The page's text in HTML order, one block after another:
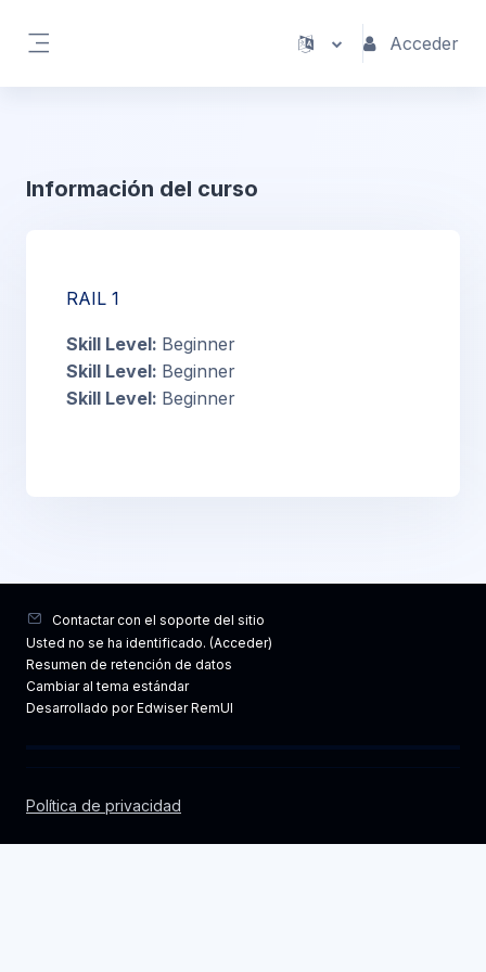
Acceder
Información del curso
RAIL 1
Skill Level: Beginner
Skill Level: Beginner
Skill Level: Beginner
Contactar con el soporte del sitio
Usted no se ha identificado. (Acceder)
Resumen de retención de datos
Cambiar al tema estándar
Desarrollado por Edwiser RemUI
Política de privacidad